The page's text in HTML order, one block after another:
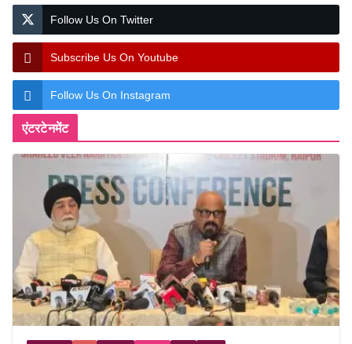
Follow Us On Twitter
Subscribe Us On Youtube
Follow Us On Instagram
एंटरटेनमेंट